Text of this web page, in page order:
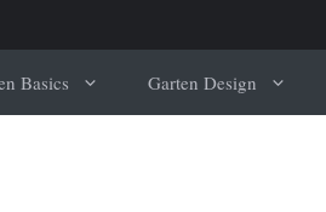
Basics Garten Design